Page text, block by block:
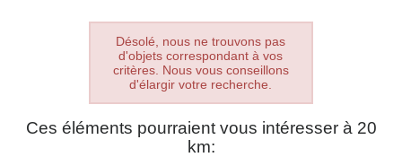
Désolé, nous ne trouvons pas
d'objets correspondant à vos
critères. Nous vous conseillons
d'élargir votre recherche.
Ces éléments pourraient vous intéresser à 20
km: